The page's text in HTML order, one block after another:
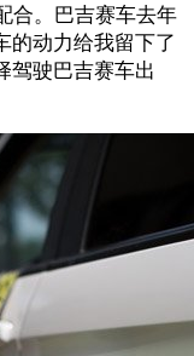
合。巴吉赛车去年
的动力给我留下了
驾驶巴吉赛车出